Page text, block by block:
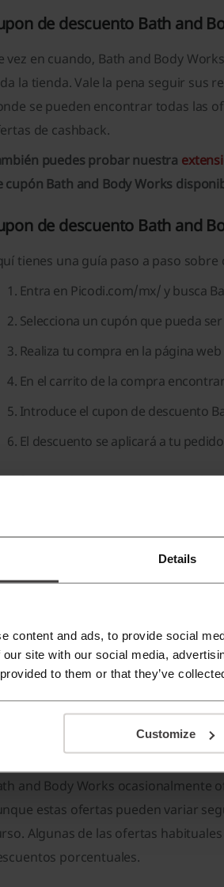
Details
content and ads, to provide social
site with our social media,
to them or that they’ve
Customize
de descuento Bath and
vez en cuando, Bath and Body
la tienda. Vale la pena seguir sus
se pueden encontrar todas las
de cashback.
puedes probar nuestra
cupón Bath and Body Works
de descuento Bath and
tienes una guía paso a paso
Entra en Picodi.com/mx/ y busca
Selecciona un cupón que pueda
Realiza tu compra en la página
En el carrito de la compra
Introduce el cupon de descuento
El descuento se aplicará a tu
debo hacer si el cupon de
veces cupon de descuento Bath
limitado. Es importante leer los
tipos de cupones de
diferentes tipos de códigos de
cupones de descuento Bath and
cupon de descuento Bath and Body
un descuento en Bath
and Body Works ocasionalmente
estas ofertas pueden variar
Algunas de las ofertas
porcentuales.